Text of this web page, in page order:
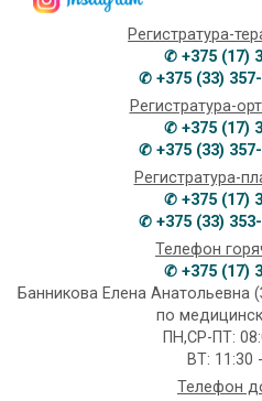
Регистратура-
✆ +375 (17)
✆ +375 (33)
Регистратура-
✆ +375 (17)
✆ +375 (33)
Регистратура-
✆ +375 (17)
✆ +375 (33)
Телефон
✆ +375 (17)
Банникова Елена Анатольевна
по
ПН,СР-ПТ:
ВТ: 11:30
Телефон